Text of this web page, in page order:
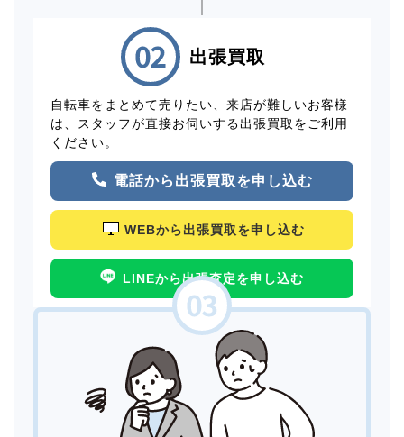
出張買取
自転車をまとめて売りたい、来店が難しいお客様
は、スタッフが直接お伺いする出張買取をご利用
ください。
電話から出張買取を申し込む
WEBから出張買取を申し込む
LINEから出張査定を申し込む